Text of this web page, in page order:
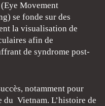
Movement
se fonde sur des
la visualisation de
afin de
de syndrome post-
notamment pour
du Vietnam. L’histoire de